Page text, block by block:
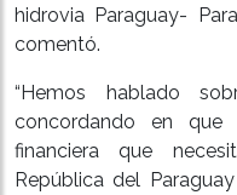
hidrovia Paraguay-
comentó.
“Hemos hablado
concordando en
financiera que
República del